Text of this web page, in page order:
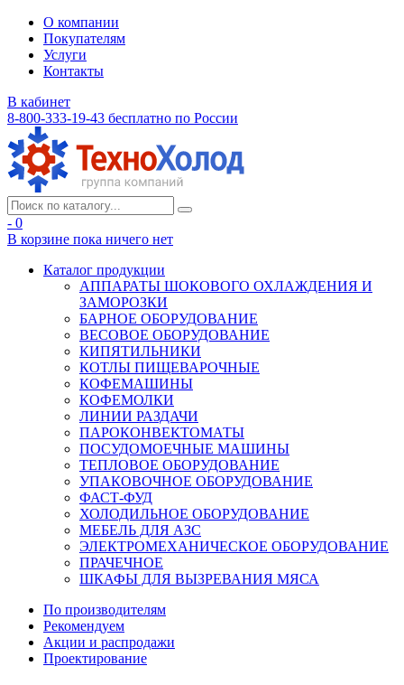
О компании
Покупателям
Услуги
Контакты
В кабинет
8-800-333-19-43 бесплатно по России
- 0
В корзине пока ничего нет
Каталог продукции
АППАРАТЫ ШОКОВОГО ОХЛАЖДЕНИЯ И
ЗАМОРОЗКИ
БАРНОЕ ОБОРУДОВАНИЕ
ВЕСОВОЕ ОБОРУДОВАНИЕ
КИПЯТИЛЬНИКИ
КОТЛЫ ПИЩЕВАРОЧНЫЕ
КОФЕМАШИНЫ
КОФЕМОЛКИ
ЛИНИИ РАЗДАЧИ
ПАРОКОНВЕКТОМАТЫ
ПОСУДОМОЕЧНЫЕ МАШИНЫ
ТЕПЛОВОЕ ОБОРУДОВАНИЕ
УПАКОВОЧНОЕ ОБОРУДОВАНИЕ
ФАСТ-ФУД
ХОЛОДИЛЬНОЕ ОБОРУДОВАНИЕ
МЕБЕЛЬ ДЛЯ АЗС
ЭЛЕКТРОМЕХАНИЧЕСКОЕ ОБОРУДОВАНИЕ
ПРАЧЕЧНОЕ
ШКАФЫ ДЛЯ ВЫЗРЕВАНИЯ МЯСА
По производителям
Рекомендуем
Акции и распродажи
Проектирование